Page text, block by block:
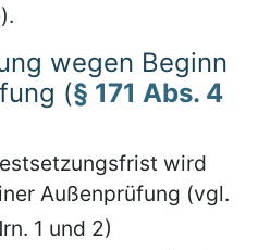
wegen Beginn
(§ 171 Abs. 4
wird
Außenprüfung (vgl.
1 und 2)